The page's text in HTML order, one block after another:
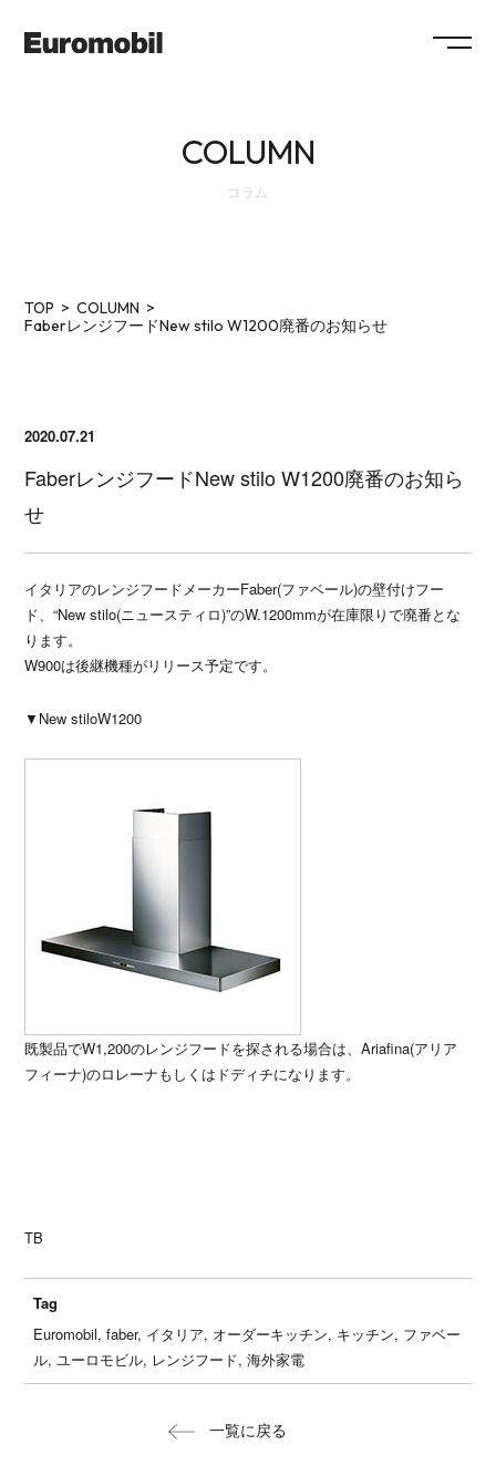
COLLECTION
MAINTENANCE
WORKS
RECRUIT
ショールームのご予約、プラン作成、お見積のご依頼、その他各
種お問い合わせ
ユーロモビルのカタログや資料をご用意しております
SITEMAP SITEPOLICY PRIVACY POLICY
COLUMN
コラム
TOP
COLUMN
FaberレンジフードNew stilo W1200廃番のお知らせ
2020.07.21
FaberレンジフードNew stilo W1200廃番のお知ら
せ
イタリアのレンジフードメーカーFaber(ファベール)の壁付けフー
ド、“New stilo(ニュースティロ)”のW.1200mmが在庫限りで廃番とな
ります。
W900は後継機種がリリース予定です。
▼New stiloW1200
既製品でW1,200のレンジフードを探される場合は、Ariafina(アリア
フィーナ)のロレーナもしくはドディチになります。
TB
Tag
Euromobil, faber, イタリア, オーダーキッチン, キッチン, ファベー
ル, ユーロモビル, レンジフード, 海外家電
一覧に戻る